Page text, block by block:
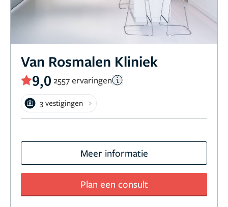
Van Rosmalen Kliniek
9,0 2557 ervaringen
3 vestigingen
Meer informatie
Plan een consult